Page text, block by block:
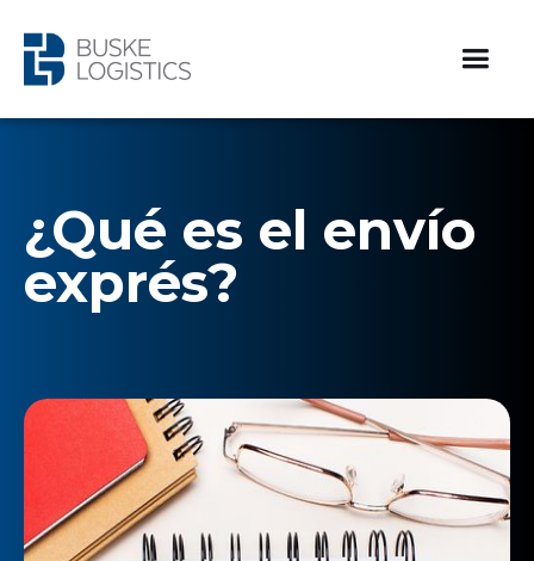
¿Qué es el envío
exprés?